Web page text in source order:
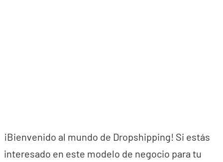
¡Bienvenido al mundo de Dropshipping! Si estás
interesado en este modelo de negocio para tu